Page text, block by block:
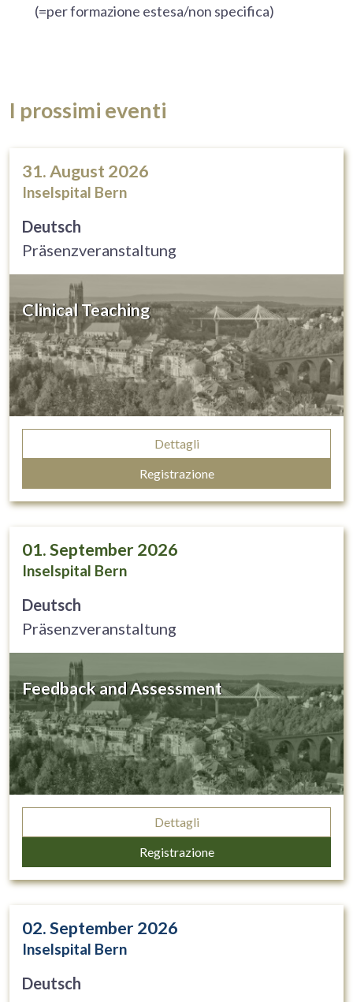
(=per formazione estesa/non specifica)
I prossimi eventi
31. August 2026
Inselspital Bern
Deutsch
Präsenzveranstaltung
Clinical Teaching
Dettagli
Registrazione
01. September 2026
Inselspital Bern
Deutsch
Präsenzveranstaltung
Feedback and Assessment
Dettagli
Registrazione
02. September 2026
Inselspital Bern
Deutsch